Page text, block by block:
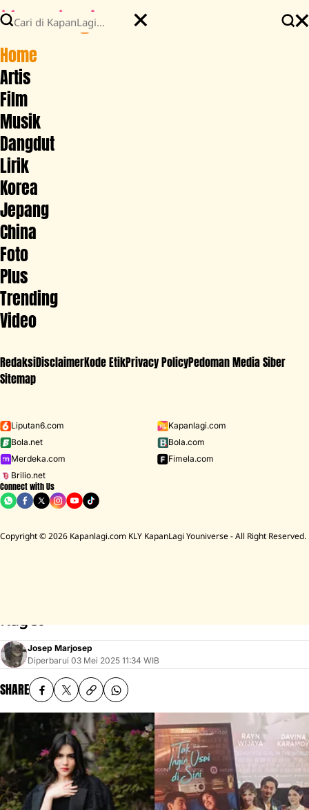
Iklan - Scroll ke bawah untuk melanjutkan
Home
Artis
Film
Musik
Dangdut
Lirik
Korea
Jepang
China
Foto
Plus
Trending
Video
RedaksiDisclaimerKode EtikPrivacy PolicyPedoman Media Siber
Sitemap
Liputan6.com
Kapanlagi.com
Bola.net
Bola.com
Merdeka.com
Fimela.com
Brilio.net
Connect with Us
Copyright © 2026 Kapanlagi.com KLY KapanLagi Youniverse - All Right Reserved.
D ACADEMY 8 Raisa
Kaget
Josep Marjosep
Diperbarui 03 Mei 2025 11:34 WIB
SHARE